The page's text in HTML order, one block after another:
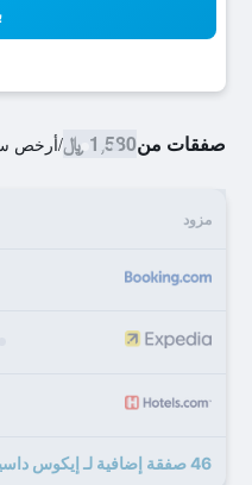
صفقات من1,580 ﷼ /أرخص
مزود
46 صفقة إضافية لـ إيكوس داسيا - شامل جميع الخدمات